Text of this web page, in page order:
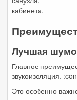
кабинета.
Лучшая
Главное
звукоизоляция.
Это особенно